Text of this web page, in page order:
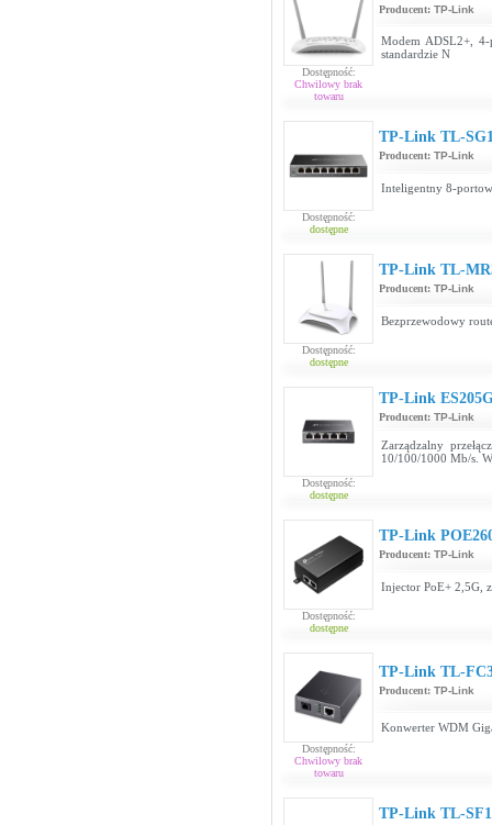
Dostępność:
Chwilowy brak
towaru
Producent: TP-Link
Modem ADSL2+,
standardzie N
Dostępność:
dostępne
TP-Link TL-
Producent: TP-Link
Inteligentny 8-
Dostępność:
dostępne
TP-Link TL-
Producent: TP-Link
Bezprzewodowy
Dostępność:
dostępne
TP-Link
Producent: TP-Link
Zarządzalny
10/100/1000 Mb/s.
Dostępność:
dostępne
TP-Link
Producent: TP-Link
Injector PoE+ 2,5G,
Dostępność:
Chwilowy brak
towaru
TP-Link TL-
Producent: TP-Link
Konwerter WDM
TP-Link TL-